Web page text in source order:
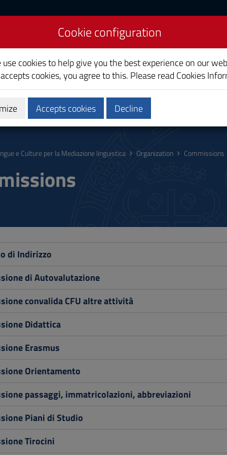
for Linguistic
Calendars and Timetable
e Culture per la Mediazione linguistica Organization Commissions
di Indirizzo
di Autovalutazione
convalida CFU altre attività
Didattica
Erasmus
Orientamento
passaggi, immatricolazioni, abbreviazioni
Piani di Studio
Tirocini
Cookie configuration
use cookies to help give you the best experience on our
cookies, you agree to this. Please read Cookies
Accepts cookies Decline